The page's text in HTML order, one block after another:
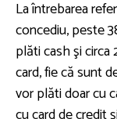
La întrebarea
concediu, peste
plăti cash şi
card, fie că sunt
vor plăti doar cu